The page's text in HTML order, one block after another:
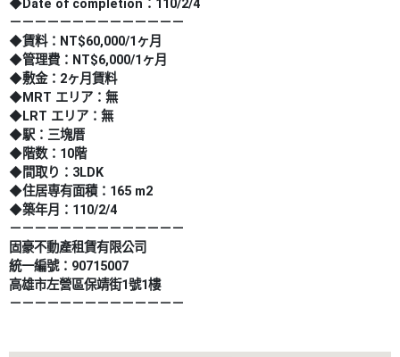
◆Date of completion：110/2/4
－－－－－－－－－－－－－－
◆賃料：NT$60,000/1ヶ月
◆管理費：NT$6,000/1ヶ月
◆敷金：2ヶ月賃料
◆MRT エリア：無
◆LRT エリア：無
◆駅：三塊厝
◆階数：10階
◆間取り：3LDK
◆住居専有面積：165 m2
◆築年月：110/2/4
－－－－－－－－－－－－－－
固豪不動產租賃有限公司
統一編號：90715007
高雄市左營區保靖街1號1樓
－－－－－－－－－－－－－－